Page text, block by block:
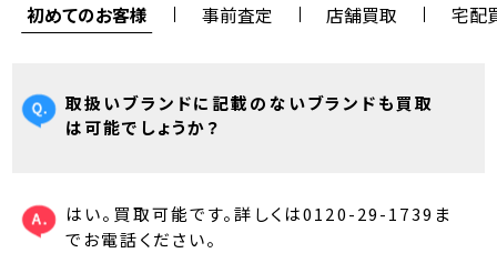
初めてのお客様 事前査定 店舗買取 宅配
取扱いブランドに記載のないブランドも買取
は可能でしょうか？
はい。買取可能です。詳しくは0120-29-1739ま
でお電話ください。